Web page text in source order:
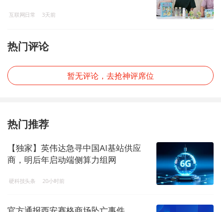
互联网日常 3天前
热门评论
暂无评论，去抢神评席位
热门推荐
【独家】英伟达急寻中国AI基站供应
商，明后年启动端侧算力组网
硬科技头条 20小时前